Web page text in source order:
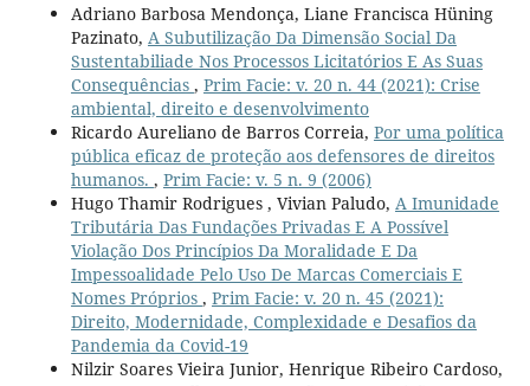
Adriano Barbosa Mendonça, Liane Francisca Hüning
Pazinato, A Subutilização Da Dimensão Social Da
Sustentabiliade Nos Processos Licitatórios E As Suas
Consequências , Prim Facie: v. 20 n. 44 (2021): Crise
ambiental, direito e desenvolvimento
Ricardo Aureliano de Barros Correia, Por uma política
pública eficaz de proteção aos defensores de direitos
humanos. , Prim Facie: v. 5 n. 9 (2006)
Hugo Thamir Rodrigues , Vivian Paludo, A Imunidade
Tributária Das Fundações Privadas E A Possível
Violação Dos Princípios Da Moralidade E Da
Impessoalidade Pelo Uso De Marcas Comerciais E
Nomes Próprios , Prim Facie: v. 20 n. 45 (2021):
Direito, Modernidade, Complexidade e Desafios da
Pandemia da Covid-19
Nilzir Soares Vieira Junior, Henrique Ribeiro Cardoso,